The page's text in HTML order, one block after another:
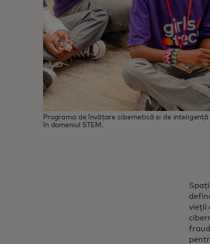
Programa de învățare cibernetică și de
în domeniul STEM.
vieții